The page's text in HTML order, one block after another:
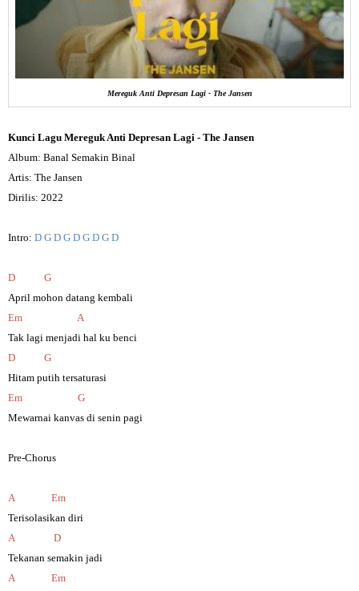
Mereguk Anti Depresan Lagi - The Jansen
Kunci Lagu Mereguk Anti Depresan Lagi - The Jansen
Album: Banal Semakin Binal
Artis: The Jansen
Dirilis: 2022
Intro: D G D G D G D G D
D
G
April mohon datang kembali
Em
A
Tak lagi menjadi hal ku benci
D
G
Hitam putih tersaturasi
Em
G
Mewarnai kanvas di senin pagi
Pre-Chorus
A
Em
Terisolasikan diri
A
D
Tekanan semakin jadi
A
Em